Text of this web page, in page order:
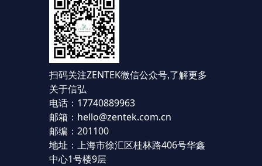
扫码关注ZENTEK微信公众号,了解更多
关于信弘
电话：17740889963
邮箱：hello@zentek.com.cn
邮编：201100
地址：上海市徐汇区桂林路406号华鑫
中心1号楼9层